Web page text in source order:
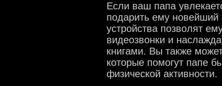
Если ваш папа
подарить ему
устройства позволят
видеозвонки и
книгами. Вы также
которые помогут папе
физической активности.